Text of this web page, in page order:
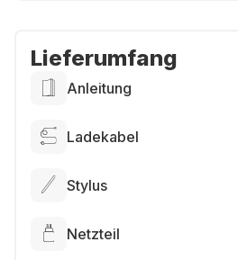
Lieferumfang
Anleitung
Ladekabel
Stylus
Netzteil